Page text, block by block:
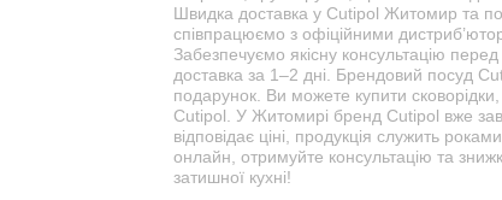
Швидка доставка у Cutipol Житомир та
співпрацюємо з офіційними
Забезпечуємо якісну консультацію
доставка за 1–2 дні. Брендовий посуд
подарунок. Ви можете купити
Cutipol. У Житомирі бренд Cutipol вже
відповідає ціні, продукція служить
онлайн, отримуйте консультацію та
затишної кухні!